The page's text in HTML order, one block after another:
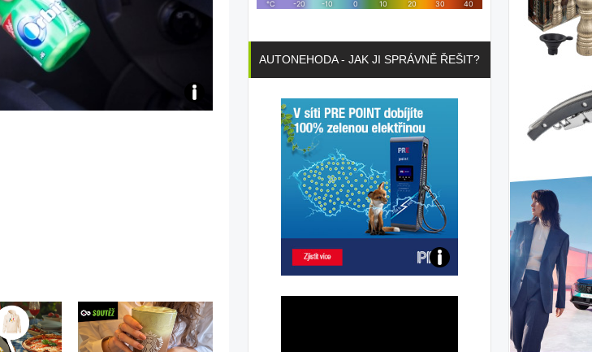
Foto:
AUTONEHODA - JAK JI SPRÁVNĚ ŘEŠIT?
Poznejte